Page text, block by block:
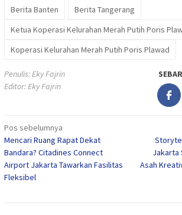
Berita Banten
Berita Tangerang
Ketua Koperasi Kelurahan Merah Putih Poris
Koperasi Kelurahan Merah Putih Poris Plawad
Penulis: Eky Fajrin
Editor: Eky Fajrin
Navigasi
pos
Pos sebelumnya
Mencari Ruang Rapat Dekat
Bandara? Citadines Connect
Airport Jakarta Tawarkan Fasilitas
Fleksibel
Jakarta
Asah